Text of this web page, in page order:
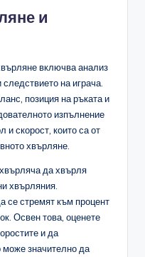
и
включва анализ
на играча.
позиция на ръката и
изпълнение
и скорост, които са от
хвърляне.
да хвърля
хвърляния.
се стремят към процент
Освен това, оценете
и да
може значително да